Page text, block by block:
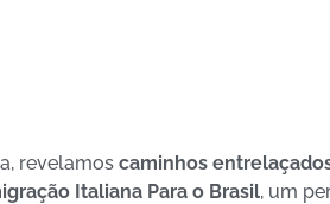
revelamos caminhos
Italiana Para o Brasil, um